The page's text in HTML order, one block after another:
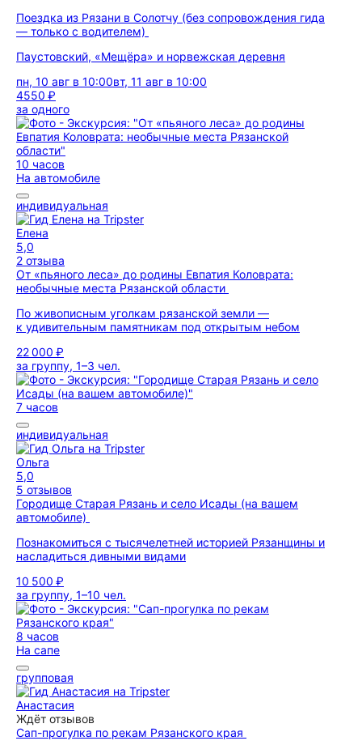
Поездка из Рязани в Солотчу (без сопровождения гида
— только с водителем)
Паустовский, «Мещёра» и норвежская деревня
пн, 10 авг в 10:00вт, 11 авг в 10:00
4550 ₽
за одного
10 часов
На автомобиле
индивидуальная
Елена
5,0
2 отзыва
От «пьяного леса» до родины Евпатия Коловрата:
необычные места Рязанской области
По живописным уголкам рязанской земли —
к удивительным памятникам под открытым небом
22 000 ₽
за группу, 1–3 чел.
7 часов
индивидуальная
Ольга
5,0
5 отзывов
Городище Старая Рязань и село Исады (на вашем
автомобиле)
Познакомиться с тысячелетней историей Рязанщины и
насладиться дивными видами
10 500 ₽
за группу, 1–10 чел.
8 часов
На сапе
групповая
Анастасия
Ждёт отзывов
Сап-прогулка по рекам Рязанского края